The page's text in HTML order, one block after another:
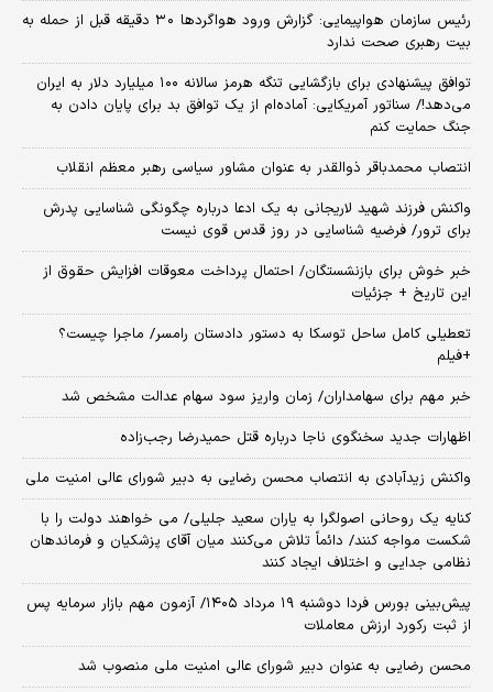
رئیس سازمان هواپیمایی: گزارش ورود هواگردها ٣٠ دقیقه قبل از حمله به
بیت رهبری صحت ندارد
توافق پیشنهادی برای بازگشایی تنگه هرمز سالانه ۱۰۰ میلیارد دلار به ایران
می‌دهد!/ سناتور آمریکایی: آماده‌ام از یک توافق بد برای پایان دادن به
جنگ حمایت کنم
انتصاب محمدباقر ذوالقدر به عنوان مشاور سیاسی رهبر معظم انقلاب
واکنش فرزند شهید لاریجانی به یک ادعا درباره چگونگی شناسایی پدرش
برای ترور/ فرضیه شناسایی در روز قدس قوی نیست
خبر خوش برای بازنشستگان/ احتمال پرداخت معوقات افزایش حقوق از
این تاریخ + جزئیات
تعطیلی کامل ساحل توسکا به دستور دادستان رامسر/ ماجرا چیست؟
+فیلم
خبر مهم برای سهامداران/ زمان واریز سود سهام عدالت مشخص شد
اظهارات جدید سخنگوی ناجا درباره قتل حمیدرضا رجب‌زاده
واکنش زیدآبادی به انتصاب محسن رضایی به دبیر شورای عالی امنیت ملی
کنایه یک روحانی اصولگرا به یاران سعید جلیلی/ می خواهند دولت را با
شکست مواجه کنند/ دائماً تلاش می‌کنند میان آقای پزشکیان و فرماندهان
نظامی جدایی و اختلاف ایجاد کنند
​پیش‌بینی بورس فردا دوشنبه ۱۹ مرداد ۱۴۰۵/ آزمون مهم بازار سرمایه پس
از ثبت رکورد ارزش معاملات
محسن رضایی به عنوان دبیر شورای عالی امنیت ملی منصوب شد